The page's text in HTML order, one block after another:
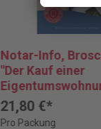
Notar-Info,
"Der Kauf einer
21,80 €*
Pro Packung